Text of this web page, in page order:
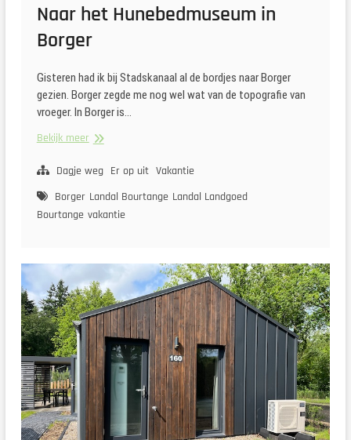
Naar het Hunebedmuseum in
Borger
Gisteren had ik bij Stadskanaal al de bordjes naar Borger
gezien. Borger zegde me nog wel wat van de topografie van
vroeger. In Borger is…
Bekijk meerNaar
Hunebedmuseum
Borger
Dagje weg Er op uit Vakantie
Borger Landal Bourtange Landal Landgoed
Bourtange vakantie